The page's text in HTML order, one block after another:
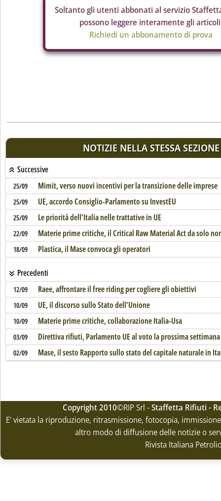
Soltanto gli utenti abbonati al servizio
possono leggere interamente gli
Richiedi un abbonamento di prova
NOTIZIE NELLA STESSA SEZIONE
Successive
25/09 Mimit, verso nuovi incentivi per la transizione delle imprese
25/09 UE, accordo Consiglio-Parlamento su InvestEU
25/09 Le priorità dell’Italia nelle trattative in UE
22/09 Materie prime critiche, il Critical Raw Material Act da solo
18/09 Plastica, il Mase convoca gli operatori
Precedenti
12/09 Raee, affrontare il free riding per cogliere gli obiettivi
10/09 UE, il discorso sullo Stato dell’Unione
10/09 Materie prime critiche, collaborazione Italia-Usa
03/09 Direttiva rifiuti, Parlamento UE al voto la prossima settimana
02/09 Mase, il sesto Rapporto sullo stato del capitale naturale in
Copyright 2010©RIP Srl -Staffetta Rifiuti -
E' vietata la riproduzione, ritrasmissione, fotocopia,
altro modo di diffusione delle notizie o
Rivista Italiana